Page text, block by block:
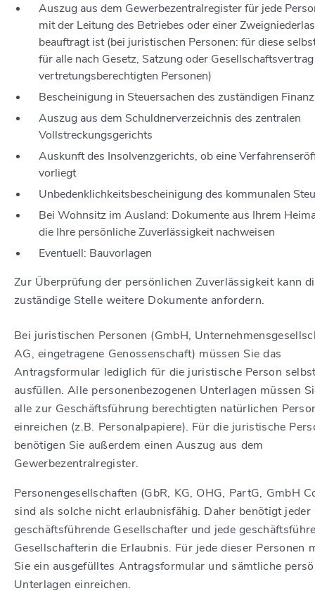
Auszug aus dem Gewerbezentralregister für jede
mit der Leitung des Betriebes oder einer
beauftragt ist (bei juristischen Personen: für diese
für alle nach Gesetz, Satzung oder Gesellschaftsvertrag
vertretungsberechtigten Personen)
Bescheinigung in Steuersachen des zuständigen
Auszug aus dem Schuldnerverzeichnis des zentralen
Vollstreckungsgerichts
Auskunft des Insolvenzgerichts, ob eine
vorliegt
Unbedenklichkeitsbescheinigung des kommunalen
Bei Wohnsitz im Ausland: Dokumente aus Ihrem
die Ihre persönliche Zuverlässigkeit nachweisen
Eventuell: Bauvorlagen
Zur Überprüfung der persönlichen Zuverlässigkeit kann
zuständige Stelle weitere Dokumente anfordern.
Bei juristischen Personen (GmbH,
AG, eingetragene Genossenschaft) müssen Sie das
Antragsformular lediglich für die juristische Person
ausfüllen. Alle personenbezogenen Unterlagen müssen
alle zur Geschäftsführung berechtigten natürlichen
einreichen (z.B. Personalpapiere). Für die juristische
benötigen Sie außerdem einen Auszug aus dem
Gewerbezentralregister.
Personengesellschaften (GbR, KG, OHG, PartG, GmbH
sind als solche nicht erlaubnisfähig. Daher benötigt jeder
geschäftsführende Gesellschafter und jede
Gesellschafterin die Erlaubnis. Für jede dieser Personen
Sie ein ausgefülltes Antragsformular und sämtliche
Unterlagen einreichen.